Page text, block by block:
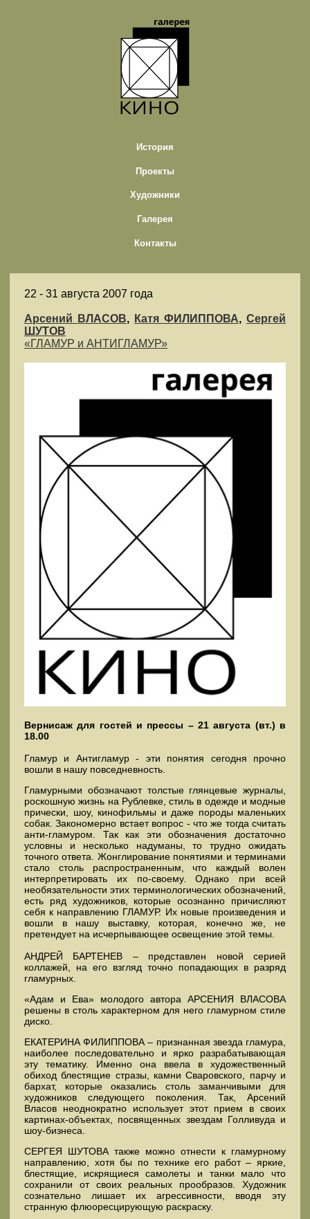
История
Проекты
Художники
Галерея
Контакты
22 - 31 августа 2007 года
Арсений ВЛАСОВ, Катя ФИЛИППОВА, Сергей
ШУТОВ
«ГЛАМУР и АНТИГЛАМУР»
Вернисаж для гостей и прессы – 21 августа (вт.) в
18.00
Гламур и Антигламур - эти понятия сегодня прочно
вошли в нашу повседневность.
Гламурными обозначают толстые глянцевые журналы,
роскошную жизнь на Рублевке, стиль в одежде и модные
прически, шоу, кинофильмы и даже породы маленьких
собак. Закономерно встает вопрос - что же тогда считать
анти-гламуром. Так как эти обозначения достаточно
условны и несколько надуманы, то трудно ожидать
точного ответа. Жонглирование понятиями и терминами
стало столь распространенным, что каждый волен
интерпретировать их по-своему. Однако при всей
необязательности этих терминологических обозначений,
есть ряд художников, которые осознанно причисляют
себя к направлению ГЛАМУР. Их новые произведения и
вошли в нашу выставку, которая, конечно же, не
претендует на исчерпывающее освещение этой темы.
АНДРЕЙ БАРТЕНЕВ – представлен новой серией
коллажей, на его взгляд точно попадающих в разряд
гламурных.
«Адам и Ева» молодого автора АРСЕНИЯ ВЛАСОВА
решены в столь характерном для него гламурном стиле
диско.
ЕКАТЕРИНА ФИЛИППОВА – признанная звезда гламура,
наиболее последовательно и ярко разрабатывающая
эту тематику. Именно она ввела в художественный
обиход блестящие стразы, камни Сваровского, парчу и
бархат, которые оказались столь заманчивыми для
художников следующего поколения. Так, Арсений
Власов неоднократно использует этот прием в своих
картинах-объектах, посвященных звездам Голливуда и
шоу-бизнеса.
СЕРГЕЯ ШУТОВА также можно отнести к гламурному
направлению, хотя бы по технике его работ – яркие,
блестящие, искрящиеся самолеты и танки мало что
сохранили от своих реальных прообразов. Художник
сознательно лишает их агрессивности, вводя эту
странную флюоресцирующую раскраску.